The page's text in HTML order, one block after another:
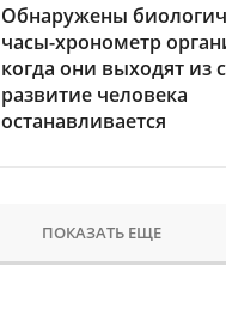
Обнаружены
часы-хронометр
когда они выходят из
развитие человека
останавливается
ПОКАЗАТЬ ЕЩЕ